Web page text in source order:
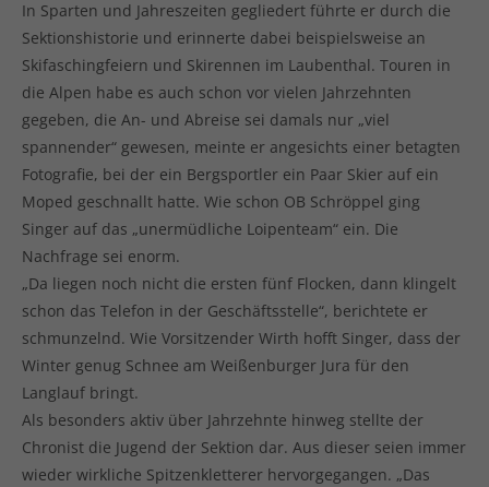
In Sparten und Jahreszeiten gegliedert führte er durch die
Sektionshistorie und erinnerte dabei beispielsweise an
Skifaschingfeiern und Skirennen im Laubenthal. Touren in
die Alpen habe es auch schon vor vielen Jahrzehnten
gegeben, die An- und Abreise sei damals nur „viel
spannender“ gewesen, meinte er angesichts einer betagten
Fotografie, bei der ein Bergsportler ein Paar Skier auf ein
Moped geschnallt hatte. Wie schon OB Schröppel ging
Singer auf das „unermüdliche Loipenteam“ ein. Die
Nachfrage sei enorm.
„Da liegen noch nicht die ersten fünf Flocken, dann klingelt
schon das Telefon in der Geschäftsstelle“, berichtete er
schmunzelnd. Wie Vorsitzender Wirth hofft Singer, dass der
Winter genug Schnee am Weißenburger Jura für den
Langlauf bringt.
Als besonders aktiv über Jahrzehnte hinweg stellte der
Chronist die Jugend der Sektion dar. Aus dieser seien immer
wieder wirkliche Spitzenkletterer hervorgegangen. „Das